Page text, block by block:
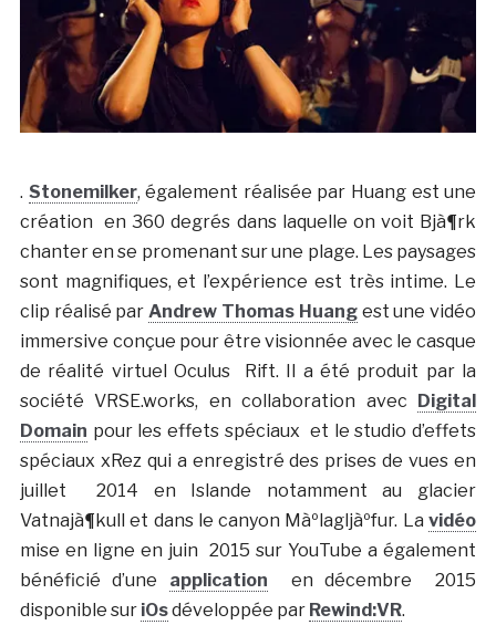
. Stonemilker, également réalisée par Huang est une
création en 360 degrés dans laquelle on voit Bjà¶rk
chanter en se promenant sur une plage. Les paysages
sont magnifiques, et l’expérience est très intime. Le
clip réalisé parAndrew Thomas Huangest une vidéo
immersive conçue pour être visionnée avec le casque
de réalité virtuel Oculus Rift. Il a été produit par la
société VRSE.works, en collaboration avec Digital
Domain pour les effets spéciaux et le studio d’effets
spéciaux xRez qui a enregistré des prises de vues en
juillet 2014 en Islande notamment au glacier
Vatnajà¶kull et dans le canyon Màºlagljàºfur. Lavidéo
mise en ligne en juin 2015 sur YouTube a également
bénéficié d’une application en décembre 2015
disponible sur iOsdéveloppée par Rewind:VR.